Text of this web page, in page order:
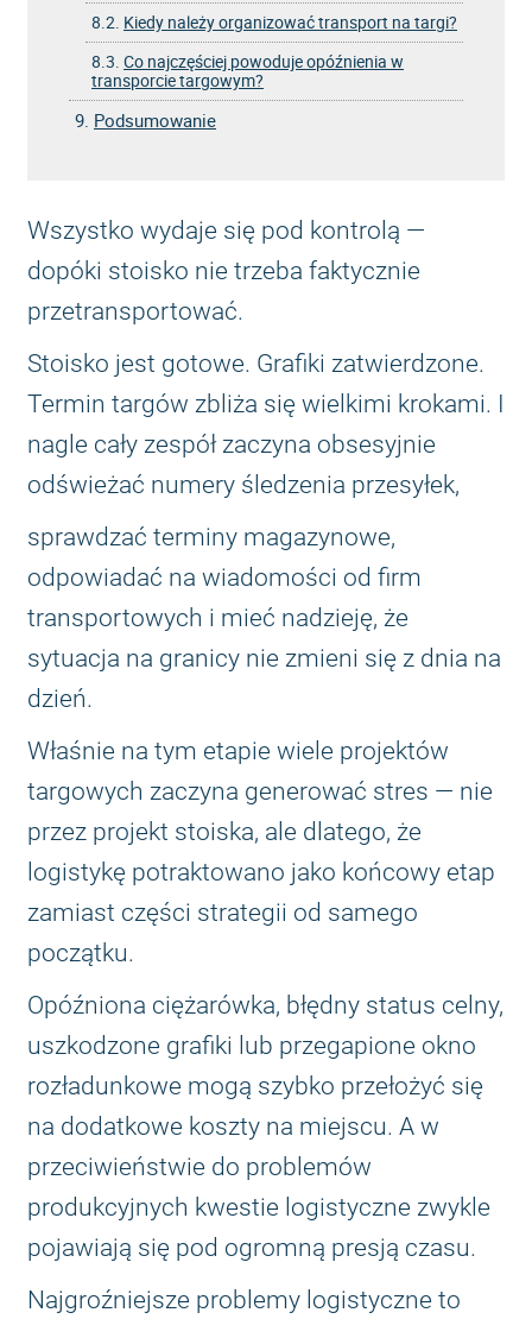
8.2. Kiedy należy organizować transport na targi?
8.3. Co najczęściej powoduje opóźnienia w
transporcie targowym?
9. Podsumowanie
Wszystko wydaje się pod kontrolą —
dopóki stoisko nie trzeba faktycznie
przetransportować.
Stoisko jest gotowe. Grafiki zatwierdzone.
Termin targów zbliża się wielkimi krokami. I
nagle cały zespół zaczyna obsesyjnie
odświeżać numery śledzenia przesyłek,
sprawdzać terminy magazynowe,
odpowiadać na wiadomości od firm
transportowych i mieć nadzieję, że
sytuacja na granicy nie zmieni się z dnia na
dzień.
Właśnie na tym etapie wiele projektów
targowych zaczyna generować stres — nie
przez projekt stoiska, ale dlatego, że
logistykę potraktowano jako końcowy etap
zamiast części strategii od samego
początku.
Opóźniona ciężarówka, błędny status celny,
uszkodzone grafiki lub przegapione okno
rozładunkowe mogą szybko przełożyć się
na dodatkowe koszty na miejscu. A w
przeciwieństwie do problemów
produkcyjnych kwestie logistyczne zwykle
pojawiają się pod ogromną presją czasu.
Najgroźniejsze problemy logistyczne to